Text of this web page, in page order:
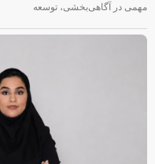
مهمی در آگاهی‌بخشی، توسعه